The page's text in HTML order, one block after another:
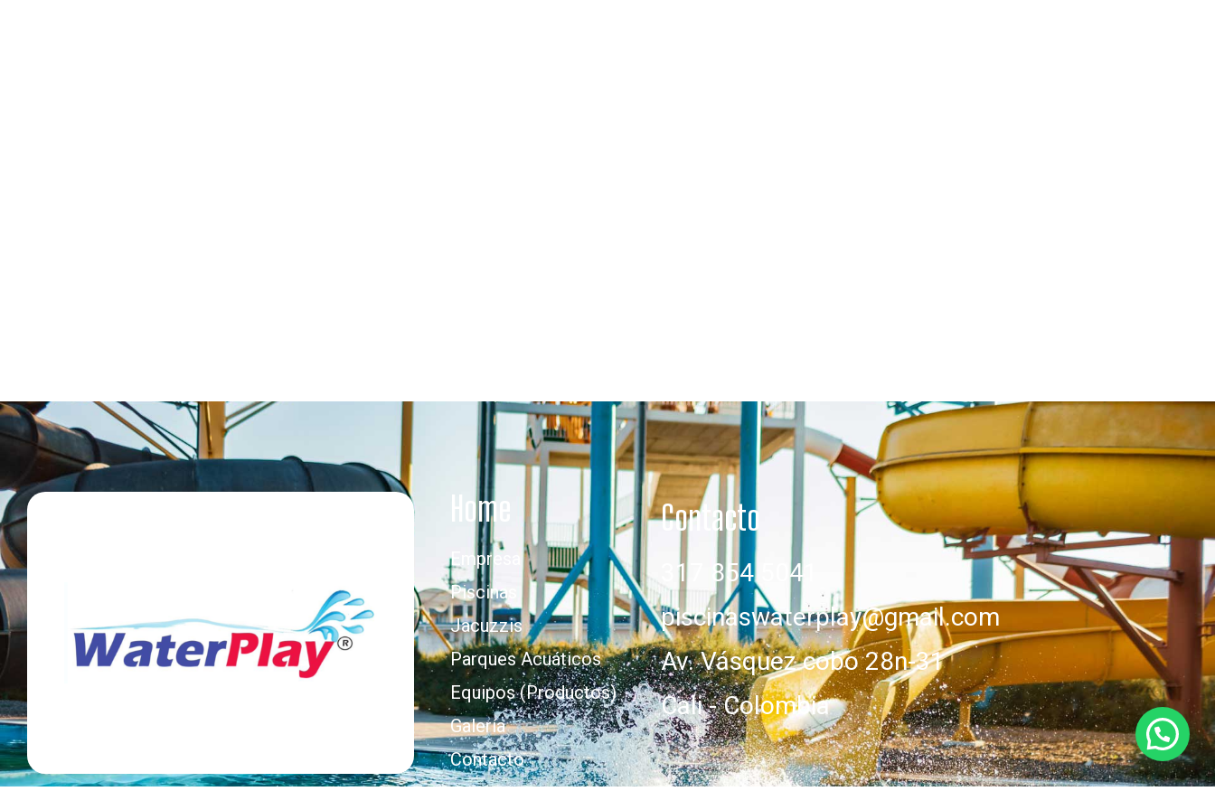
Home
Empresa
Piscinas
Jacuzzis
Parques Acuáticos
Equipos (Productos)
Galería
Contacto
Contacto
317 854 5041
piscinaswaterplay@gmail.com
Av. Vásquez cobo 28n-31
Cali - Colombia